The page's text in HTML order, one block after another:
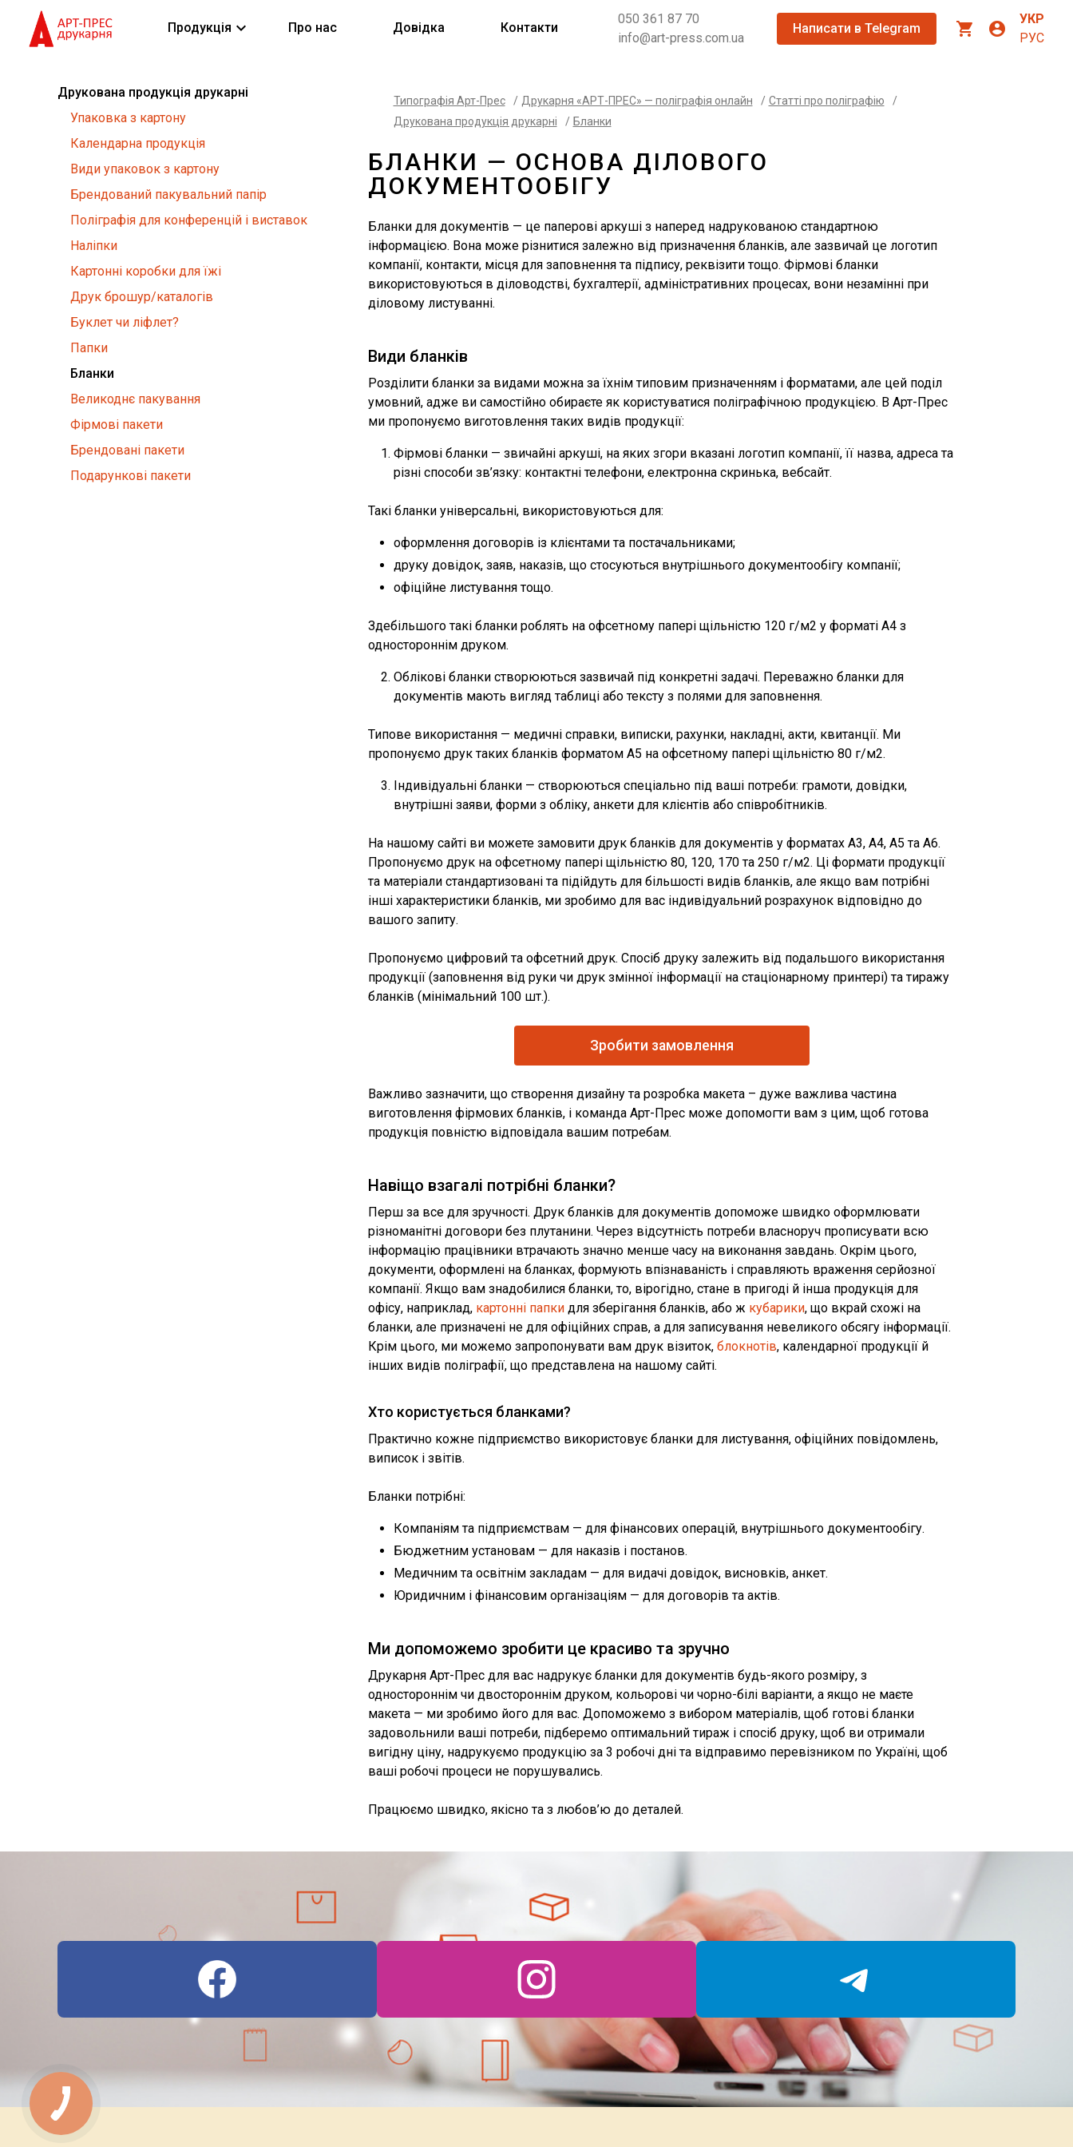
Продукція keyboard_arrow_down Про нас Довідка Контакти
050 361 87 70
info@art-press.com.ua
Написати в Telegram shopping_cart account_circle
УКР
РУС
Друкована продукція друкарні
Упаковка з картону
Календарна продукція
Види упаковок з картону
Брендований пакувальний папір
Поліграфія для конференцій і виставок
Наліпки
Картонні коробки для їжі
Друк брошур/каталогів
Буклет чи ліфлет?
Папки
Бланки
Великоднє пакування
Фірмові пакети
Брендовані пакети
Подарункові пакети
Типографія Арт-Прес / Друкарня «АРТ-ПРЕС» — поліграфія онлайн / Статті про поліграфію
/
Друкована продукція друкарні
/ Бланки
БЛАНКИ — ОСНОВА ДІЛОВОГО
ДОКУМЕНТООБІГУ
Бланки для документів — це паперові аркуші з наперед надрукованою стандартною
інформацією. Вона може різнитися залежно від призначення бланків, але зазвичай це логотип
компанії, контакти, місця для заповнення та підпису, реквізити тощо. Фірмові бланки
використовуються в діловодстві, бухгалтерії, адміністративних процесах, вони незамінні при
діловому листуванні.
Види бланків
Розділити бланки за видами можна за їхнім типовим призначенням і форматами, але цей поділ
умовний, адже ви самостійно обираєте як користуватися поліграфічною продукцією. В Арт-Прес
ми пропонуємо виготовлення таких видів продукції:
Фірмові бланки — звичайні аркуші, на яких згори вказані логотип компанії, її назва, адреса та
різні способи зв’язку: контактні телефони, електронна скринька, вебсайт.
Такі бланки універсальні, використовуються для:
оформлення договорів із клієнтами та постачальниками;
друку довідок, заяв, наказів, що стосуються внутрішнього документообігу компанії;
офіційне листування тощо.
Здебільшого такі бланки роблять на офсетному папері щільністю 120 г/м2 у форматі А4 з
одностороннім друком.
Облікові бланки створюються зазвичай під конкретні задачі. Переважно бланки для
документів мають вигляд таблиці або тексту з полями для заповнення.
Типове використання — медичні справки, виписки, рахунки, накладні, акти, квитанції. Ми
пропонуємо друк таких бланків форматом А5 на офсетному папері щільністю 80 г/м2.
Індивідуальні бланки — створюються спеціально під ваші потреби: грамоти, довідки,
внутрішні заяви, форми з обліку, анкети для клієнтів або співробітників.
На нашому сайті ви можете замовити друк бланків для документів у форматах А3, А4, А5 та А6.
Пропонуємо друк на офсетному папері щільністю 80, 120, 170 та 250 г/м2. Ці формати продукції
та матеріали стандартизовані та підійдуть для більшості видів бланків, але якщо вам потрібні
інші характеристики бланків, ми зробимо для вас індивідуальний розрахунок відповідно до
вашого запиту.
Пропонуємо цифровий та офсетний друк. Спосіб друку залежить від подальшого використання
продукції (заповнення від руки чи друк змінної інформації на стаціонарному принтері) та тиражу
бланків (мінімальний 100 шт.).
Важливо зазначити, що створення дизайну та розробка макета – дуже важлива частина
виготовлення фірмових бланків, і команда Арт-Прес може допомогти вам з цим, щоб готова
продукція повністю відповідала вашим потребам.
Навіщо взагалі потрібні бланки?
Перш за все для зручності. Друк бланків для документів допоможе швидко оформлювати
різноманітні договори без плутанини. Через відсутність потреби власноруч прописувати всю
інформацію працівники втрачають значно менше часу на виконання завдань. Окрім цього,
документи, оформлені на бланках, формують впізнаваність і справляють враження серйозної
компанії. Якщо вам знадобилися бланки, то, вірогідно, стане в пригоді й інша продукція для
офісу, наприклад, картонні папкидля зберігання бланків, або ж кубарики, що вкрай схожі на
бланки, але призначені не для офіційних справ, а для записування невеликого обсягу інформації.
Крім цього, ми можемо запропонувати вам друк візиток, блокнотів, календарної продукції й
інших видів поліграфії, що представлена на нашому сайті.
Хто користується бланками?
Практично кожне підприємство використовує бланки для листування, офіційних повідомлень,
виписок і звітів.
Бланки потрібні:
Компаніям та підприємствам — для фінансових операцій, внутрішнього документообігу.
Бюджетним установам — для наказів і постанов.
Медичним та освітнім закладам — для видачі довідок, висновків, анкет.
Юридичним і фінансовим організаціям — для договорів та актів.
Ми допоможемо зробити це красиво та зручно
Друкарня Арт-Прес для вас надрукує бланки для документів будь-якого розміру, з
одностороннім чи двостороннім друком, кольорові чи чорно-білі варіанти, а якщо не маєте
макета — ми зробимо його для вас. Допоможемо з вибором матеріалів, щоб готові бланки
задовольнили ваші потреби, підберемо оптимальний тираж і спосіб друку, щоб ви отримали
вигідну ціну, надрукуємо продукцію за 3 робочі дні та відправимо перевізником по Україні, щоб
ваші робочі процеси не порушувались.
Працюємо швидко, якісно та з любов’ю до деталей.